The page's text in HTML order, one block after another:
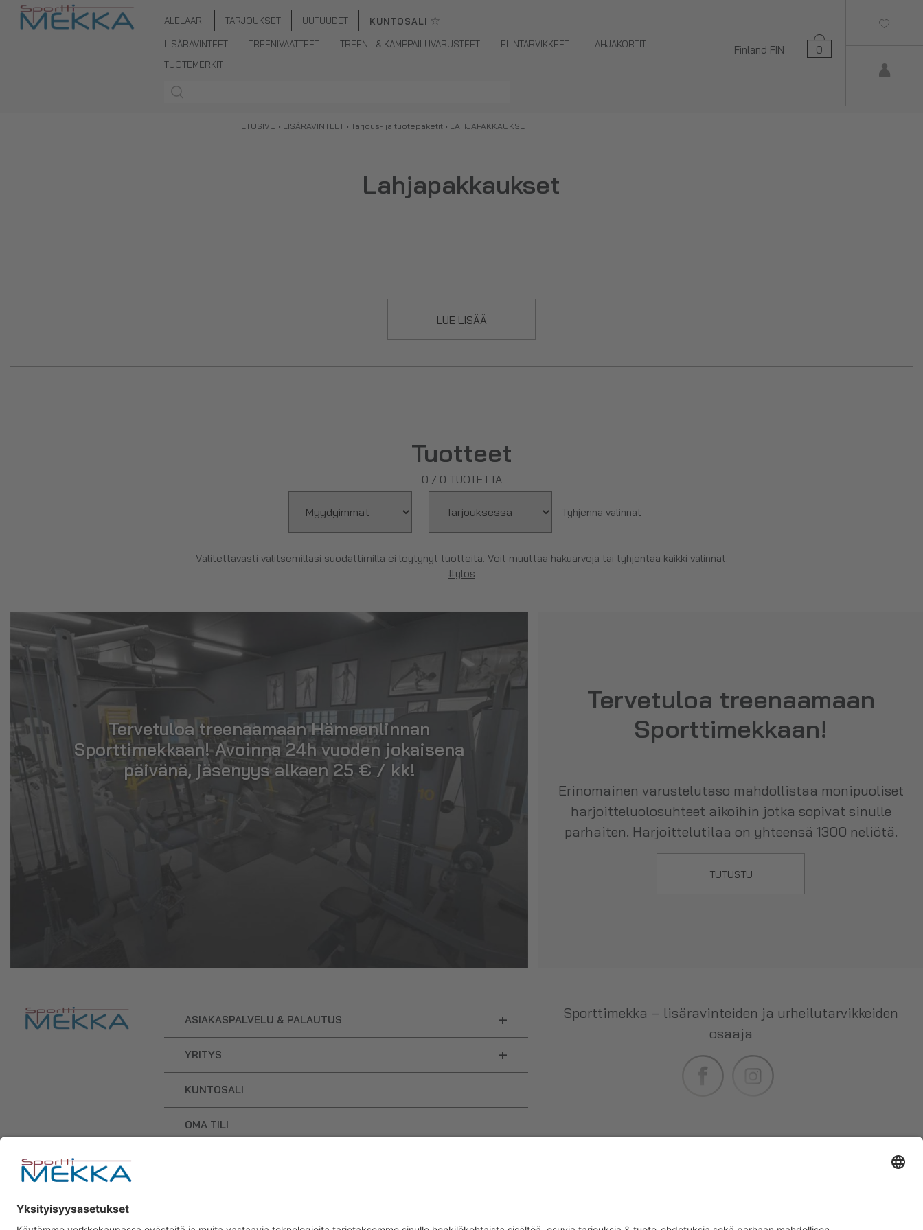
ALELAARI TARJOUKSET UUTUUDET KUNTOSALI ☆
LISÄRAVINTEET TREENIVAATTEET TREENI- & KAMPPAILUVARUSTEET ELINTARVIKKEET
LAHJAKORTIT
TUOTEMERKIT
0
Finland FIN
ETUSIVU • LISÄRAVINTEET • Tarjous- ja tuotepaketit • LAHJAPAKKAUKSET
Lahjapakkaukset
LUE LISÄÄ
Tuotteet
0 / 0 TUOTETTA
Tyhjennä valinnat
Valitettavasti valitsemillasi suodattimilla ei löytynyt tuotteita. Voit muuttaa hakuarvoja tai tyhjentää kaikki valinnat.
#ylös
Tervetuloa treenaamaan Hämeenlinnan
Sporttimekkaan! Avoinna 24h vuoden jokaisena
päivänä, jäsenyys alkaen 25 € / kk!
Tervetuloa treenaamaan
Sporttimekkaan!
Erinomainen varustelutaso mahdollistaa monipuoliset
harjoitteluolosuhteet aikoihin jotka sopivat sinulle
parhaiten. Harjoittelutilaa on yhteensä 1300 neliötä.
TUTUSTU
ASIAKASPALVELU & PALAUTUS +
YRITYS +
KUNTOSALI
OMA TILI
Sporttimekka – lisäravinteiden ja urheilutarvikkeiden
osaaja